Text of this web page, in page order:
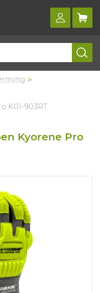
K01-903RT
Kyorene Pro